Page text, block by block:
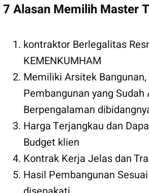
7 Alasan Memilih Master
kontraktor Berlegalitas
KEMENKUMHAM
Memiliki Arsitek
Pembangunan yang Sudah
Berpengalaman
Harga Terjangkau dan
Budget klien
Kontrak Kerja Jelas dan
Hasil Pembangunan